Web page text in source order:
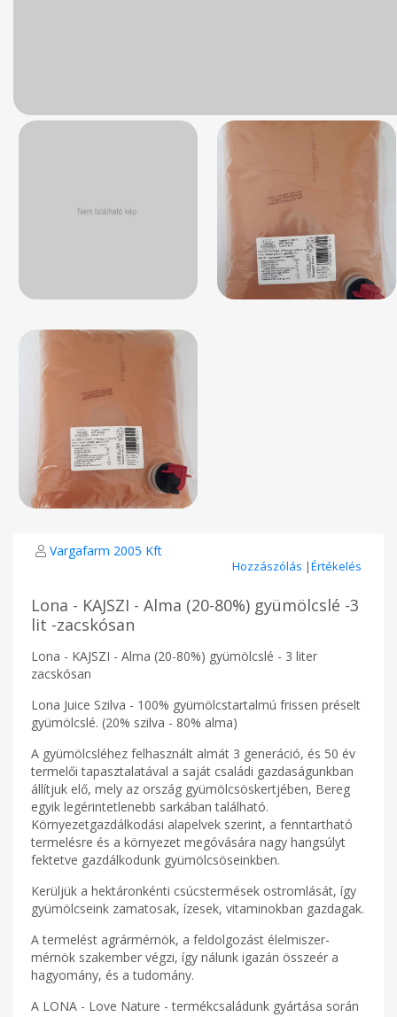
Vargafarm 2005 Kft
Hozzászólás |Értékelés
Lona - KAJSZI - Alma (20-80%) gyümölcslé -3
lit -zacskósan
Lona - KAJSZI - Alma (20-80%) gyümölcslé - 3 liter
zacskósan
Lona Juice Szilva - 100% gyümölcstartalmú frissen préselt
gyümölcslé. (20% szilva - 80% alma)
A gyümölcsléhez felhasznált almát 3 generáció, és 50 év
termelői tapasztalatával a saját családi gazdaságunkban
állítjuk elő, mely az ország gyümölcsöskertjében, Bereg
egyik legérintetlenebb sarkában található.
Környezetgazdálkodási alapelvek szerint, a fenntartható
termelésre és a környezet megóvására nagy hangsúlyt
fektetve gazdálkodunk gyümölcsöseinkben.
Kerüljük a hektáronkénti csúcstermések ostromlását, így
gyümölcseink zamatosak, ízesek, vitaminokban gazdagak.
A termelést agrármérnök, a feldolgozást élelmiszer-
mérnök szakember végzi, így nálunk igazán összeér a
hagyomány, és a tudomány.
A LONA - Love Nature - termékcsaládunk gyártása során